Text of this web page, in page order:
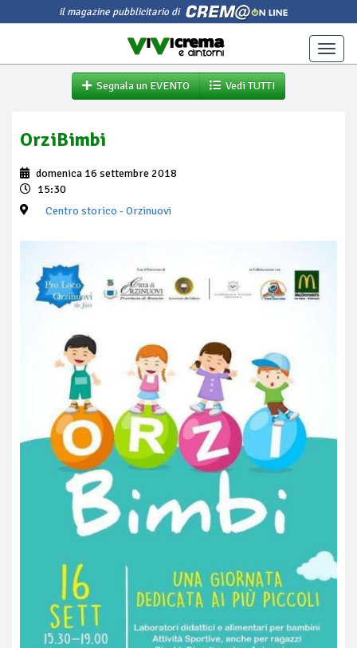
il magazine pubblicitario di
Toggle
Segnala un EVENTO
Vedi TUTTI
OrziBimbi
domenica 16 settembre 2018
15:30
Centro storico - Orzinuovi